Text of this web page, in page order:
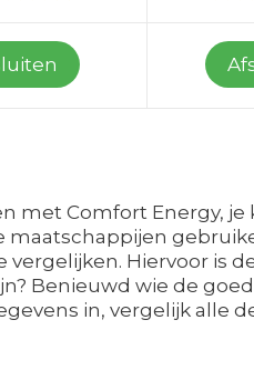
met Comfort Energy,
maatschappijen
Hiervoor is
Benieuwd wie de
in, vergelijk alle